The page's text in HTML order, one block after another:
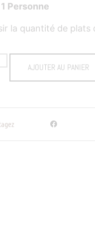
Personne
la quantité de plats
AJOUTER AU PANIER